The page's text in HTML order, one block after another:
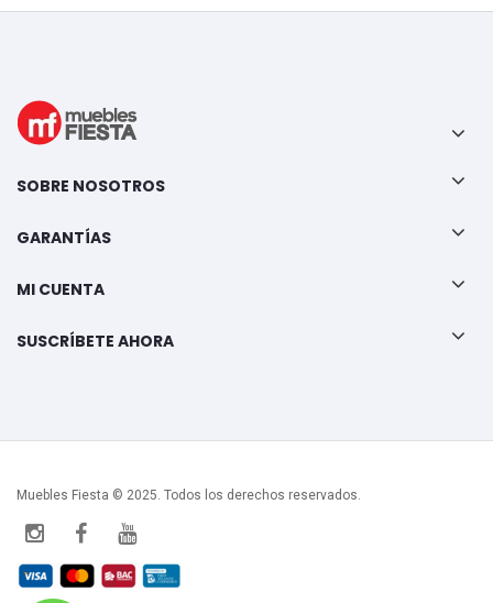
SOBRE NOSOTROS
GARANTÍAS
MI CUENTA
SUSCRÍBETE AHORA
Muebles Fiesta © 2025. Todos los derechos reservados.